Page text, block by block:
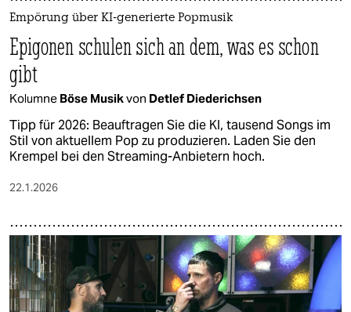
Empörung über KI-generierte Popmusik
Epigonen schulen sich an dem, was es schon
gibt
Kolumne Böse Musikvon Detlef Diederichsen
Tipp für 2026: Beauftragen Sie die KI, tausend Songs im
Stil von aktuellem Pop zu produzieren. Laden Sie den
Krempel bei den Streaming-Anbietern hoch.
22.1.2026